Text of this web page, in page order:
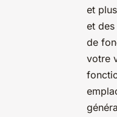
et
et
de
votre